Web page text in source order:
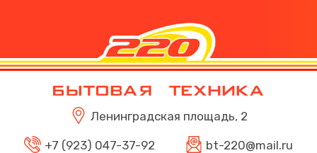
Ленинградская площадь, 2
+7 (923) 047-37-92
bt-220@mail.ru